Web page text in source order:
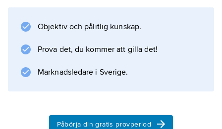
Kommunen
Tätorten
Information om artikeln
Objektiv och pålitlig kunskap.
Prova det, du kommer att gilla det!
Marknadsledare i Sverige.
Påbörja din gratis provperiod